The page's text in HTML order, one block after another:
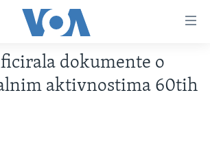
dokumente o
aktivnostima 60tih